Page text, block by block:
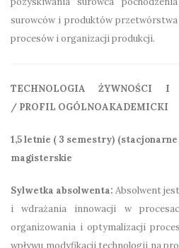
surowców i produktów
procesów i organizacji produkcji.
TECHNOLOGIA ŻYWNOŚCI I
/ PROFIL OGÓLNOAKADEMICKI
1,5 letnie ( 3 semestry)
magisterskie
Sylwetka absolwenta: Absolwent
i wdrażania innowacji w
organizowania i optymalizacji
wpływu modyfikacji technologii na